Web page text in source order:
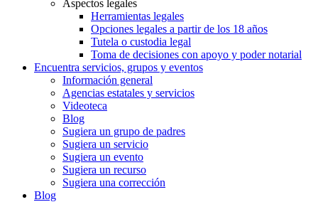
Aspectos legales
Herramientas legales
Opciones legales a partir de los 18 años
Tutela o custodia legal
Toma de decisiones con apoyo y poder notarial
Encuentra servicios, grupos y eventos
Información general
Agencias estatales y servicios
Videoteca
Blog
Sugiera un grupo de padres
Sugiera un servicio
Sugiera un evento
Sugiera un recurso
Sugiera una corrección
Blog